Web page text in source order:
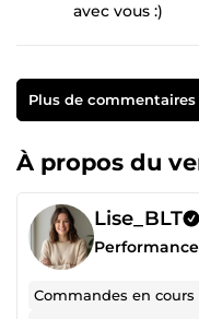
avec vous :)
Plus de commentaires
À propos du
Lise_BLT
Performance
Commandes en cours